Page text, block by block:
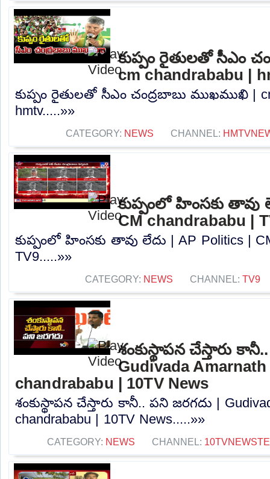
కుప్పం రైతులతో సీఎం
cm chandrababu |
కుప్పం రైతులతో సీఎం చంద్రబాబు ముఖముఖి |
hmtv.....»»
CATEGORY: NEWS CHANNEL:
కుప్పంలో హింసకు తావు
CM chandrababu |
కుప్పంలో హింసకు తావు లేదు | AP Politics |
TV9.....»»
CATEGORY: NEWS CHANNEL: TV9
శంకుస్థాపన చేస్తారు
Gudivada
chandrababu | 10TV News
శంకుస్థాపన చేస్తారు కానీ.. పని జరగదు |
chandrababu | 10TV News.....»»
CATEGORY: NEWS CHANNEL: